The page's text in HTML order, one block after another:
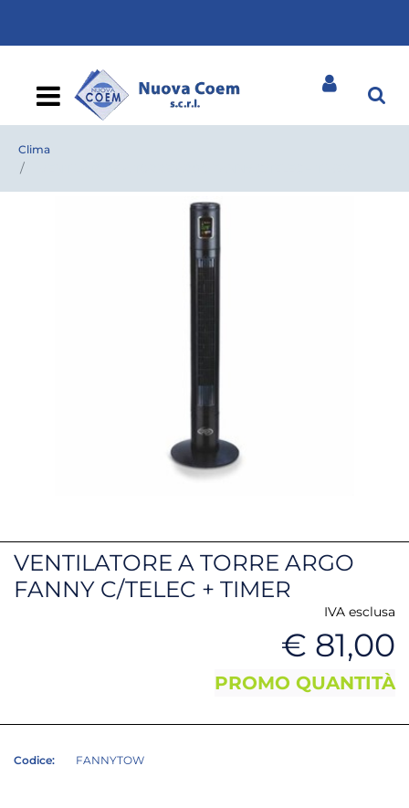
Open
Clima
VENTILATORE A TORRE ARGO
FANNY C/TELEC + TIMER
IVA esclusa
€ 81,00
PROMO QUANTITÀ
Codice: FANNYTOW